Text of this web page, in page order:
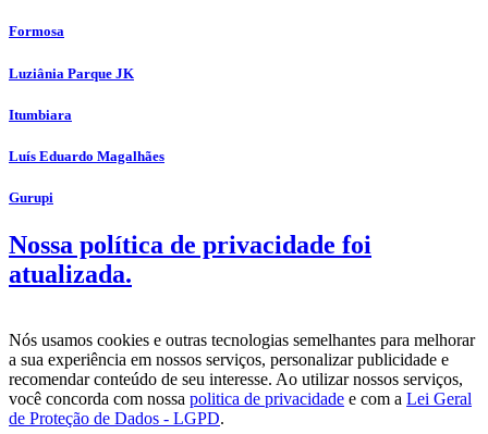
Formosa
Luziânia Parque JK
Itumbiara
Luís Eduardo Magalhães
Gurupi
Nossa política de privacidade foi
atualizada.
Nós usamos cookies e outras tecnologias semelhantes para melhorar
a sua experiência em nossos serviços, personalizar publicidade e
recomendar conteúdo de seu interesse. Ao utilizar nossos serviços,
você concorda com nossa politica de privacidade e com a Lei Geral
de Proteção de Dados - LGPD.